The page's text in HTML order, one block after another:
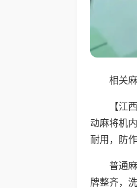
相关
【江
动麻将机
耐用，防
普通
牌整齐，